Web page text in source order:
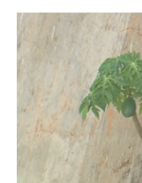
alegria. Esta última
têm duração variável e
sentimentos derivados de
pode compreender o
Ah, esta corresponde a
figurativamente,
de uma competição